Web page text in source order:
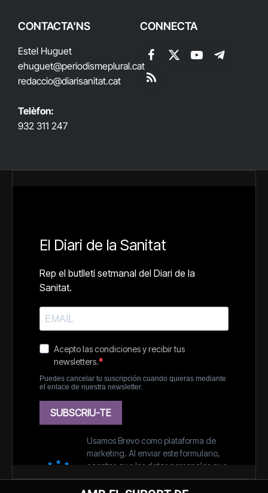
CONTACTA'NS
Estel Huguet
ehuguet@periodismeplural.cat
redaccio@diarisanitat.cat
Telèfon:
932 311 247
CONNECTA
Facebook
X
YouTubeTelegram
RSS